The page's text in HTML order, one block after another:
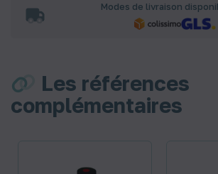
Modes de livraison
Les références
complémentaires